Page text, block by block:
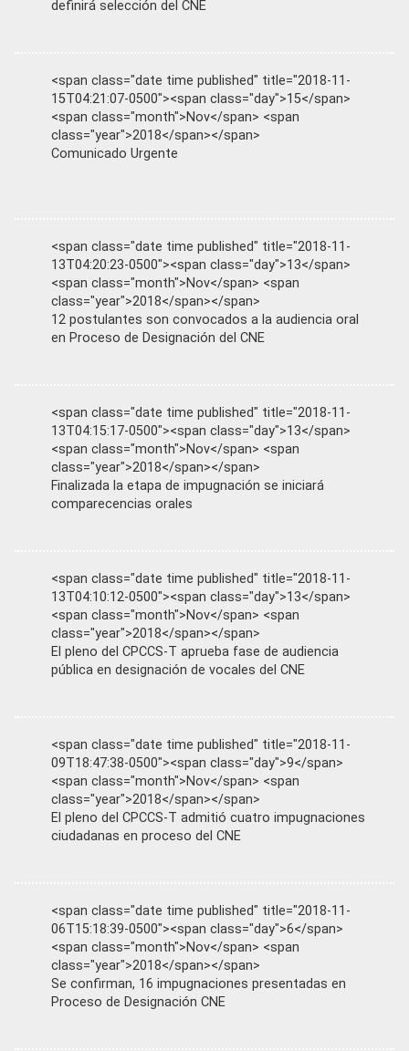
definirá selección del CNE
<span class="date time published" title="2018-11-
15T04:21:07-0500"><span class="day">15</span>
<span class="month">Nov</span> <span
class="year">2018</span></span>
Comunicado Urgente
<span class="date time published" title="2018-11-
13T04:20:23-0500"><span class="day">13</span>
<span class="month">Nov</span> <span
class="year">2018</span></span>
12 postulantes son convocados a la audiencia oral
en Proceso de Designación del CNE
<span class="date time published" title="2018-11-
13T04:15:17-0500"><span class="day">13</span>
<span class="month">Nov</span> <span
class="year">2018</span></span>
Finalizada la etapa de impugnación se iniciará
comparecencias orales
<span class="date time published" title="2018-11-
13T04:10:12-0500"><span class="day">13</span>
<span class="month">Nov</span> <span
class="year">2018</span></span>
El pleno del CPCCS-T aprueba fase de audiencia
pública en designación de vocales del CNE
<span class="date time published" title="2018-11-
09T18:47:38-0500"><span class="day">9</span>
<span class="month">Nov</span> <span
class="year">2018</span></span>
El pleno del CPCCS-T admitió cuatro impugnaciones
ciudadanas en proceso del CNE
<span class="date time published" title="2018-11-
06T15:18:39-0500"><span class="day">6</span>
<span class="month">Nov</span> <span
class="year">2018</span></span>
Se confirman, 16 impugnaciones presentadas en
Proceso de Designación CNE